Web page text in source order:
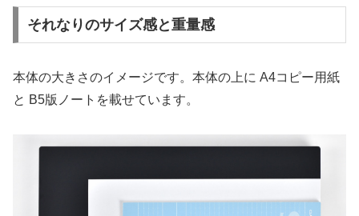
それなりのサイズ感と重量感
本体の大きさのイメージです。本体の上に A4コピー用紙
と B5版ノートを載せています。